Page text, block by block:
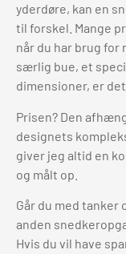
yderdøre, kan en
til forskel. Mange
når du har brug
særlig bue, et
dimensioner, er
Prisen? Den
designets
giver jeg altid en
og målt op.
Går du med tanker
anden
Hvis du vil have